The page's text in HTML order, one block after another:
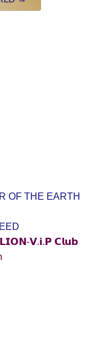
OF THE EARTH
𝗩.𝗶.𝗣 𝗖𝗹𝘂𝗯